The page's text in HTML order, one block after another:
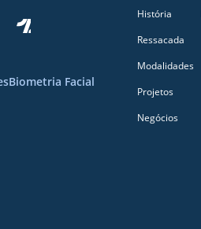
Biometria Facial
História
Ressacada
Modalidades
Projetos
Negócios